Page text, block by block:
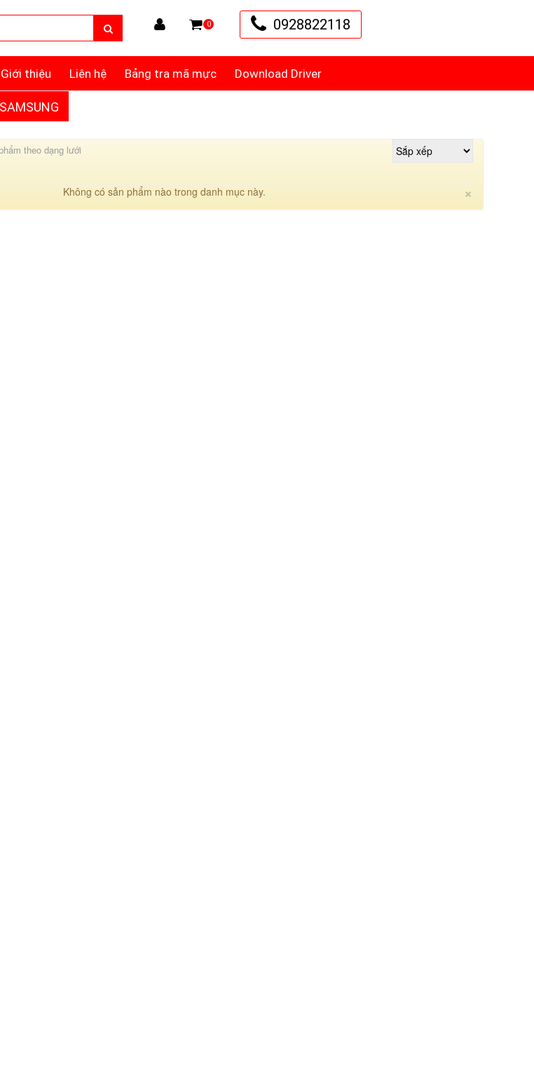
0 0928822118
Giới thiệu Liên hệ Bảng tra mã mực Download Driver
theo dạng lưới
×Close
Không có sản phẩm nào trong danh mục này.